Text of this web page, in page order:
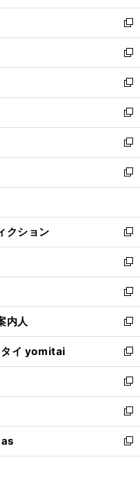
開
く
ウ
で
開
く
ン
ド
ウ
で
開
く
新
し
い
ウ
ィ
ン
ド
ウ
で
開
く
新
し
い
ウ
ィ
ン
ド
ウ
で
開
新
し
い
ウ
ィ
ン
ド
ウ
開
く
新
し
い
ウ
ィ
ン
ウ
で
開
く
新
し
い
ウ
ン
ド
ウ
で
開
く
新
し
ウ
ィ
ン
ド
ウ
で
開
く
クション
新
し
い
ウ
ィ
ン
ド
ウ
で
開
く
新
し
い
ウ
ィ
ン
ド
ウ
で
開
く
新
し
い
ウ
ィ
ン
ド
ウ
で
開
く
内人
新
し
い
ウ
ィ
ン
ド
ウ
で
開
タイ yomitai
新
し
い
ウ
ィ
ン
ド
ウ
新
し
い
ウ
ィ
ン
新
し
い
ウ
新
し